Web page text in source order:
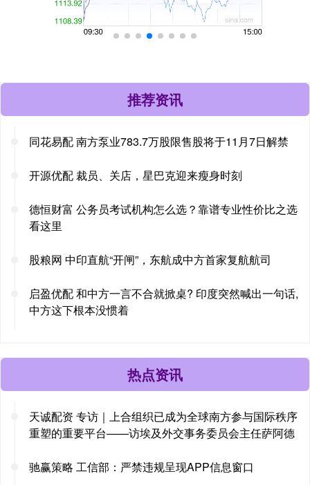
推荐资讯
同花易配 南方泵业783.7万股限售股将于11月7日解禁
开源优配 裁员、关店，星巴克迎来瘦身时刻
德恒财富 公务员考试机构怎么选？靠谱专业性价比之选
看这里
股粮网 中印直航“开闸”，东航成中方首家复航航司
启盈优配 和中方一言不合就掀桌? 印度突然喊出一句话,
中方这下根本没惯着
热点资讯
天诚配资 专访｜上合组织已成为全球南方参与国际秩序
重塑的重要平台——访埃及外交事务委员会主任萨阿德
驰赢策略 工信部：严禁违规呈现APP信息窗口